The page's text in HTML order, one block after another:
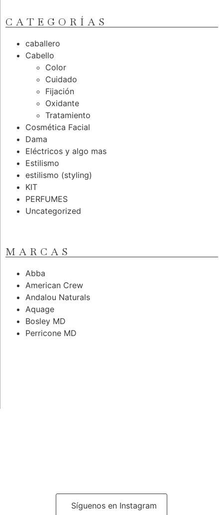
CATEGORÍAS
caballero
Cabello
Color
Cuidado
Fijación
Oxidante
Tratamiento
Cosmética Facial
Dama
Eléctricos y algo mas
Estilismo
estilismo (styling)
KIT
PERFUMES
Uncategorized
MARCAS
Abba
American Crew
Andalou Naturals
Aquage
Bosley MD
Perricone MD
Síguenos en Instagram